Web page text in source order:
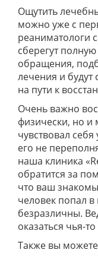
Ощутить
можно уже с
реаниматологи
сберегут
обращения,
лечения и
на пути к
Очень важно
физически, но и
чувствовал
его не
наша клиника
обратится за
что ваш
человек попал в
безразличны.
оказаться чья-
Также вы